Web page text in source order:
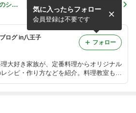
シャ
うかい鳥山（東京都八王子
市）の感想 その２
ログ in八王子
大好き家族が、定番料理からオリジナル
シピ・作り方などを紹介。料理教室も始
気に入ったらフォロー
会員登録は不要です
フォロー